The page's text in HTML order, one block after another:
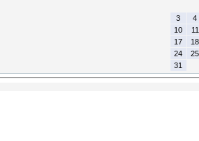
3
4
10
11
17
18
24
25
31